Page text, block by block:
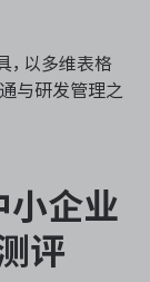
，以多维表格
与研发管理之
企业
评